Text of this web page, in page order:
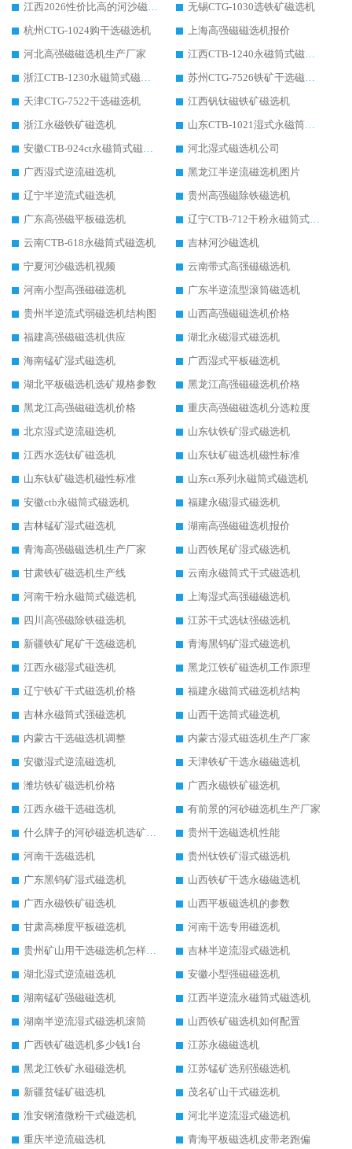
江西2026性价比高的河沙磁选机生产厂家工作原理(通俗 + 专业双版，适配产品文案/介绍使用)
无锡CTG-1030选铁矿磁选机
杭州CTG-1024购干选磁选机
上海高强磁磁选机报价
河北高强磁磁选机生产厂家
江西CTB-1240永磁筒式磁选机厂家
浙江CTB-1230永磁筒式磁选机生产厂家
苏州CTG-7526铁矿干选磁选机
天津CTG-7522干选磁选机
江西钒钛磁铁矿磁选机
浙江永磁铁矿磁选机
山东CTB-1021湿式永磁筒式磁选机
安徽CTB-924ct永磁筒式磁选机
河北湿式磁选机公司
广西湿式逆流磁选机
黑龙江半逆流磁选机图片
辽宁半逆流式磁选机
贵州高强磁除铁磁选机
广东高强磁平板磁选机
辽宁CTB-712干粉永磁筒式磁选机
云南CTB-618永磁筒式磁选机
吉林河沙磁选机
宁夏河沙磁选机视频
云南带式高强磁磁选机
河南小型高强磁磁选机
广东半逆流型滚筒磁选机
贵州半逆流式弱磁选机结构图
山西高强磁磁选机价格
福建高强磁磁选机供应
湖北永磁湿式磁选机
海南锰矿湿式磁选机
广西湿式平板磁选机
湖北平板磁选机选矿规格参数
黑龙江高强磁磁选机价格
黑龙江高强磁磁选机价格
重庆高强磁磁选机分选粒度
北京湿式逆流磁选机
山东钛铁矿湿式磁选机
江西水选钛矿磁选机
山东钛矿磁选机磁性标准
山东钛矿磁选机磁性标准
山东ct系列永磁筒式磁选机
安徽ctb永磁筒式磁选机
福建永磁湿式磁选机
吉林锰矿湿式磁选机
湖南高强磁磁选机报价
青海高强磁磁选机生产厂家
山西铁尾矿湿式磁选机
甘肃铁矿磁选机生产线
云南永磁筒式干式磁选机
河南干粉永磁筒式磁选机
上海湿式高强磁磁选机
四川高强磁除铁磁选机
江苏干式选钛强磁选机
新疆铁矿尾矿干选磁选机
青海黑钨矿湿式磁选机
江西永磁湿式磁选机
黑龙江铁矿磁选机工作原理
辽宁铁矿干式磁选机价格
福建永磁筒式磁选机结构
吉林永磁筒式强磁选机
山西干选筒式磁选机
内蒙古干选磁选机调整
内蒙古湿式磁选机生产厂家
安徽湿式逆流磁选机
天津铁矿干选永磁磁选机
潍坊铁矿磁选机价格
广西永磁铁矿磁选机
江西永磁干选磁选机
有前景的河砂磁选机生产厂家
什么牌子的河砂磁选机选矿效果好
贵州干选磁选机性能
河南干选磁选机
贵州钛铁矿湿式磁选机
广东黑钨矿湿式磁选机
山西铁矿干选永磁磁选机
广西永磁铁矿磁选机
山西平板磁选机的参数
甘肃高梯度平板磁选机
河南干选专用磁选机
贵州矿山用干选磁选机怎样调磁
吉林半逆流湿式磁选机
湖北湿式逆流磁选机
安徽小型强磁磁选机
湖南锰矿强磁磁选机
江西半逆流永磁筒式磁选机
湖南半逆流湿式磁选机滚筒
山西铁矿磁选机如何配置
广西铁矿磁选机多少钱1台
江苏永磁磁选机
黑龙江铁矿永磁磁选机
江苏锰矿选别强磁选机
新疆贫锰矿磁选机
茂名矿山干式磁选机
淮安钢渣微粉干式磁选机
河北半逆流湿式磁选机
重庆半逆流磁选机
青海平板磁选机皮带老跑偏